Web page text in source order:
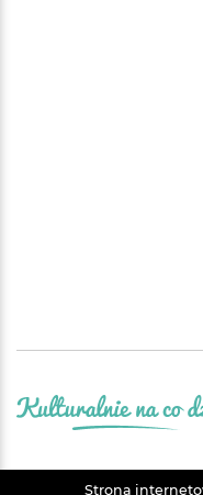
Strona